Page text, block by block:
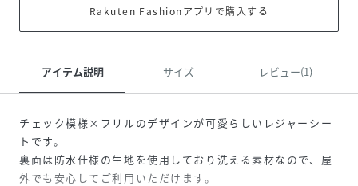
Rakuten Fashionアプリで購入する
アイテム説明 サイズ レビュー(1)
チェック模様×フリルのデザインが可愛らしいレジャーシー
トです。
裏面は防水仕様の生地を使用しており洗える素材なので、屋
外でも安心してご利用いただけます。